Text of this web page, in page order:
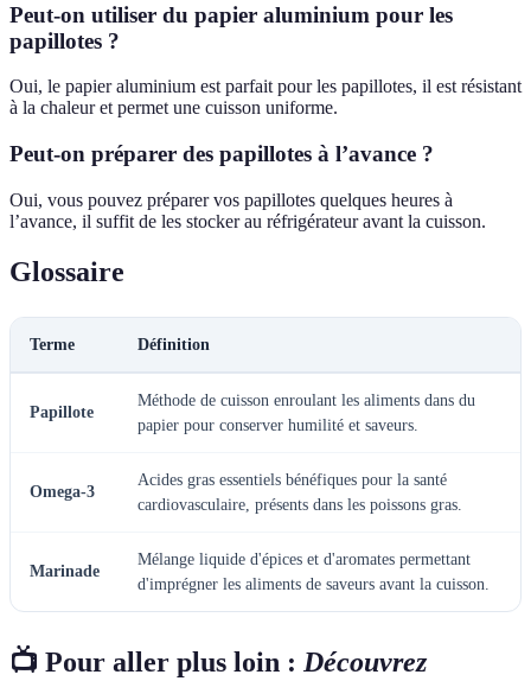
Peut-on utiliser du papier aluminium pour les
papillotes ?
Oui, le papier aluminium est parfait pour les papillotes, il est résistant
à la chaleur et permet une cuisson uniforme.
Peut-on préparer des papillotes à l’avance ?
Oui, vous pouvez préparer vos papillotes quelques heures à
l’avance, il suffit de les stocker au réfrigérateur avant la cuisson.
Glossaire
Terme Définition
Papillote
Méthode de cuisson enroulant les aliments dans du
papier pour conserver humilité et saveurs.
Omega-3
Acides gras essentiels bénéfiques pour la santé
cardiovasculaire, présents dans les poissons gras.
Marinade
Mélange liquide d'épices et d'aromates permettant
d'imprégner les aliments de saveurs avant la cuisson.
📺 Pour aller plus loin : Découvrez